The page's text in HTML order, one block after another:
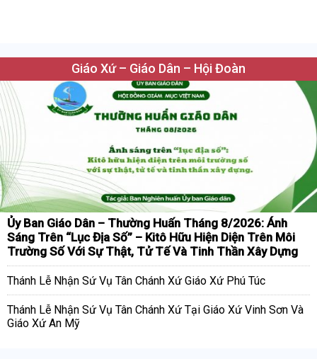
Giáo Xứ – Giáo Dân – Hội Đoàn
Ủy Ban Giáo Dân – Thường Huấn Tháng 8/2026: Ánh
Sáng Trên “Lục Địa Số” – Kitô Hữu Hiện Diện Trên Môi
Trường Số Với Sự Thật, Tử Tế Và Tinh Thần Xây Dựng
Thánh Lễ Nhận Sứ Vụ Tân Chánh Xứ Giáo Xứ Phú Túc
Thánh Lễ Nhận Sứ Vụ Tân Chánh Xứ Tại Giáo Xứ Vinh Sơn Và
Giáo Xứ An Mỹ